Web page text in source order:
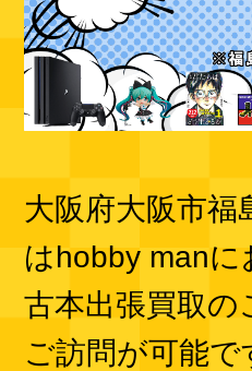
大阪府大阪市福
はhobby man
古本出張買取
ご訪問が可能で